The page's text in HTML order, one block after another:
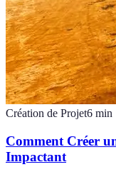
Création de Projet6 min
Comment Créer
Impactant